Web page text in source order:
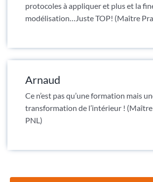
protocoles à appliquer et plus et la
modélisation…Juste TOP! (Maître
Arnaud
Ce n’est pas qu’une formation mais
transformation de l’intérieur !
PNL)